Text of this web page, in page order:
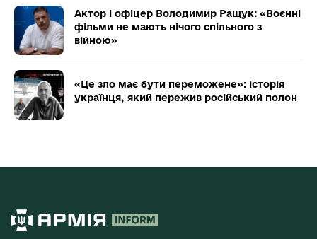
Актор і офіцер Володимир Ращук: «Воєнні
фільми не мають нічого спільного з
війною»
«Це зло має бути переможене»: історія
українця, який пережив російський полон